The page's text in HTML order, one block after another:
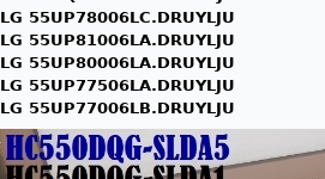
LG 55UP78006LC.DRUYLJU
LG 55UP81006LA.DRUYLJU
LG 55UP80006LA.DRUYLJU
LG 55UP77506LA.DRUYLJU
LG 55UP77006LB.DRUYLJU